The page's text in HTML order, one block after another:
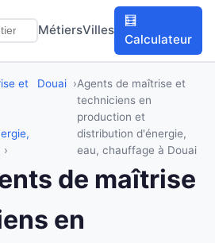
MétiersVilles
🧮
Calculateur
et
Douai
Agents de maîtrise et
techniciens en
production et
distribution d'énergie,
eau, chauffage à Douai
de maîtrise
en